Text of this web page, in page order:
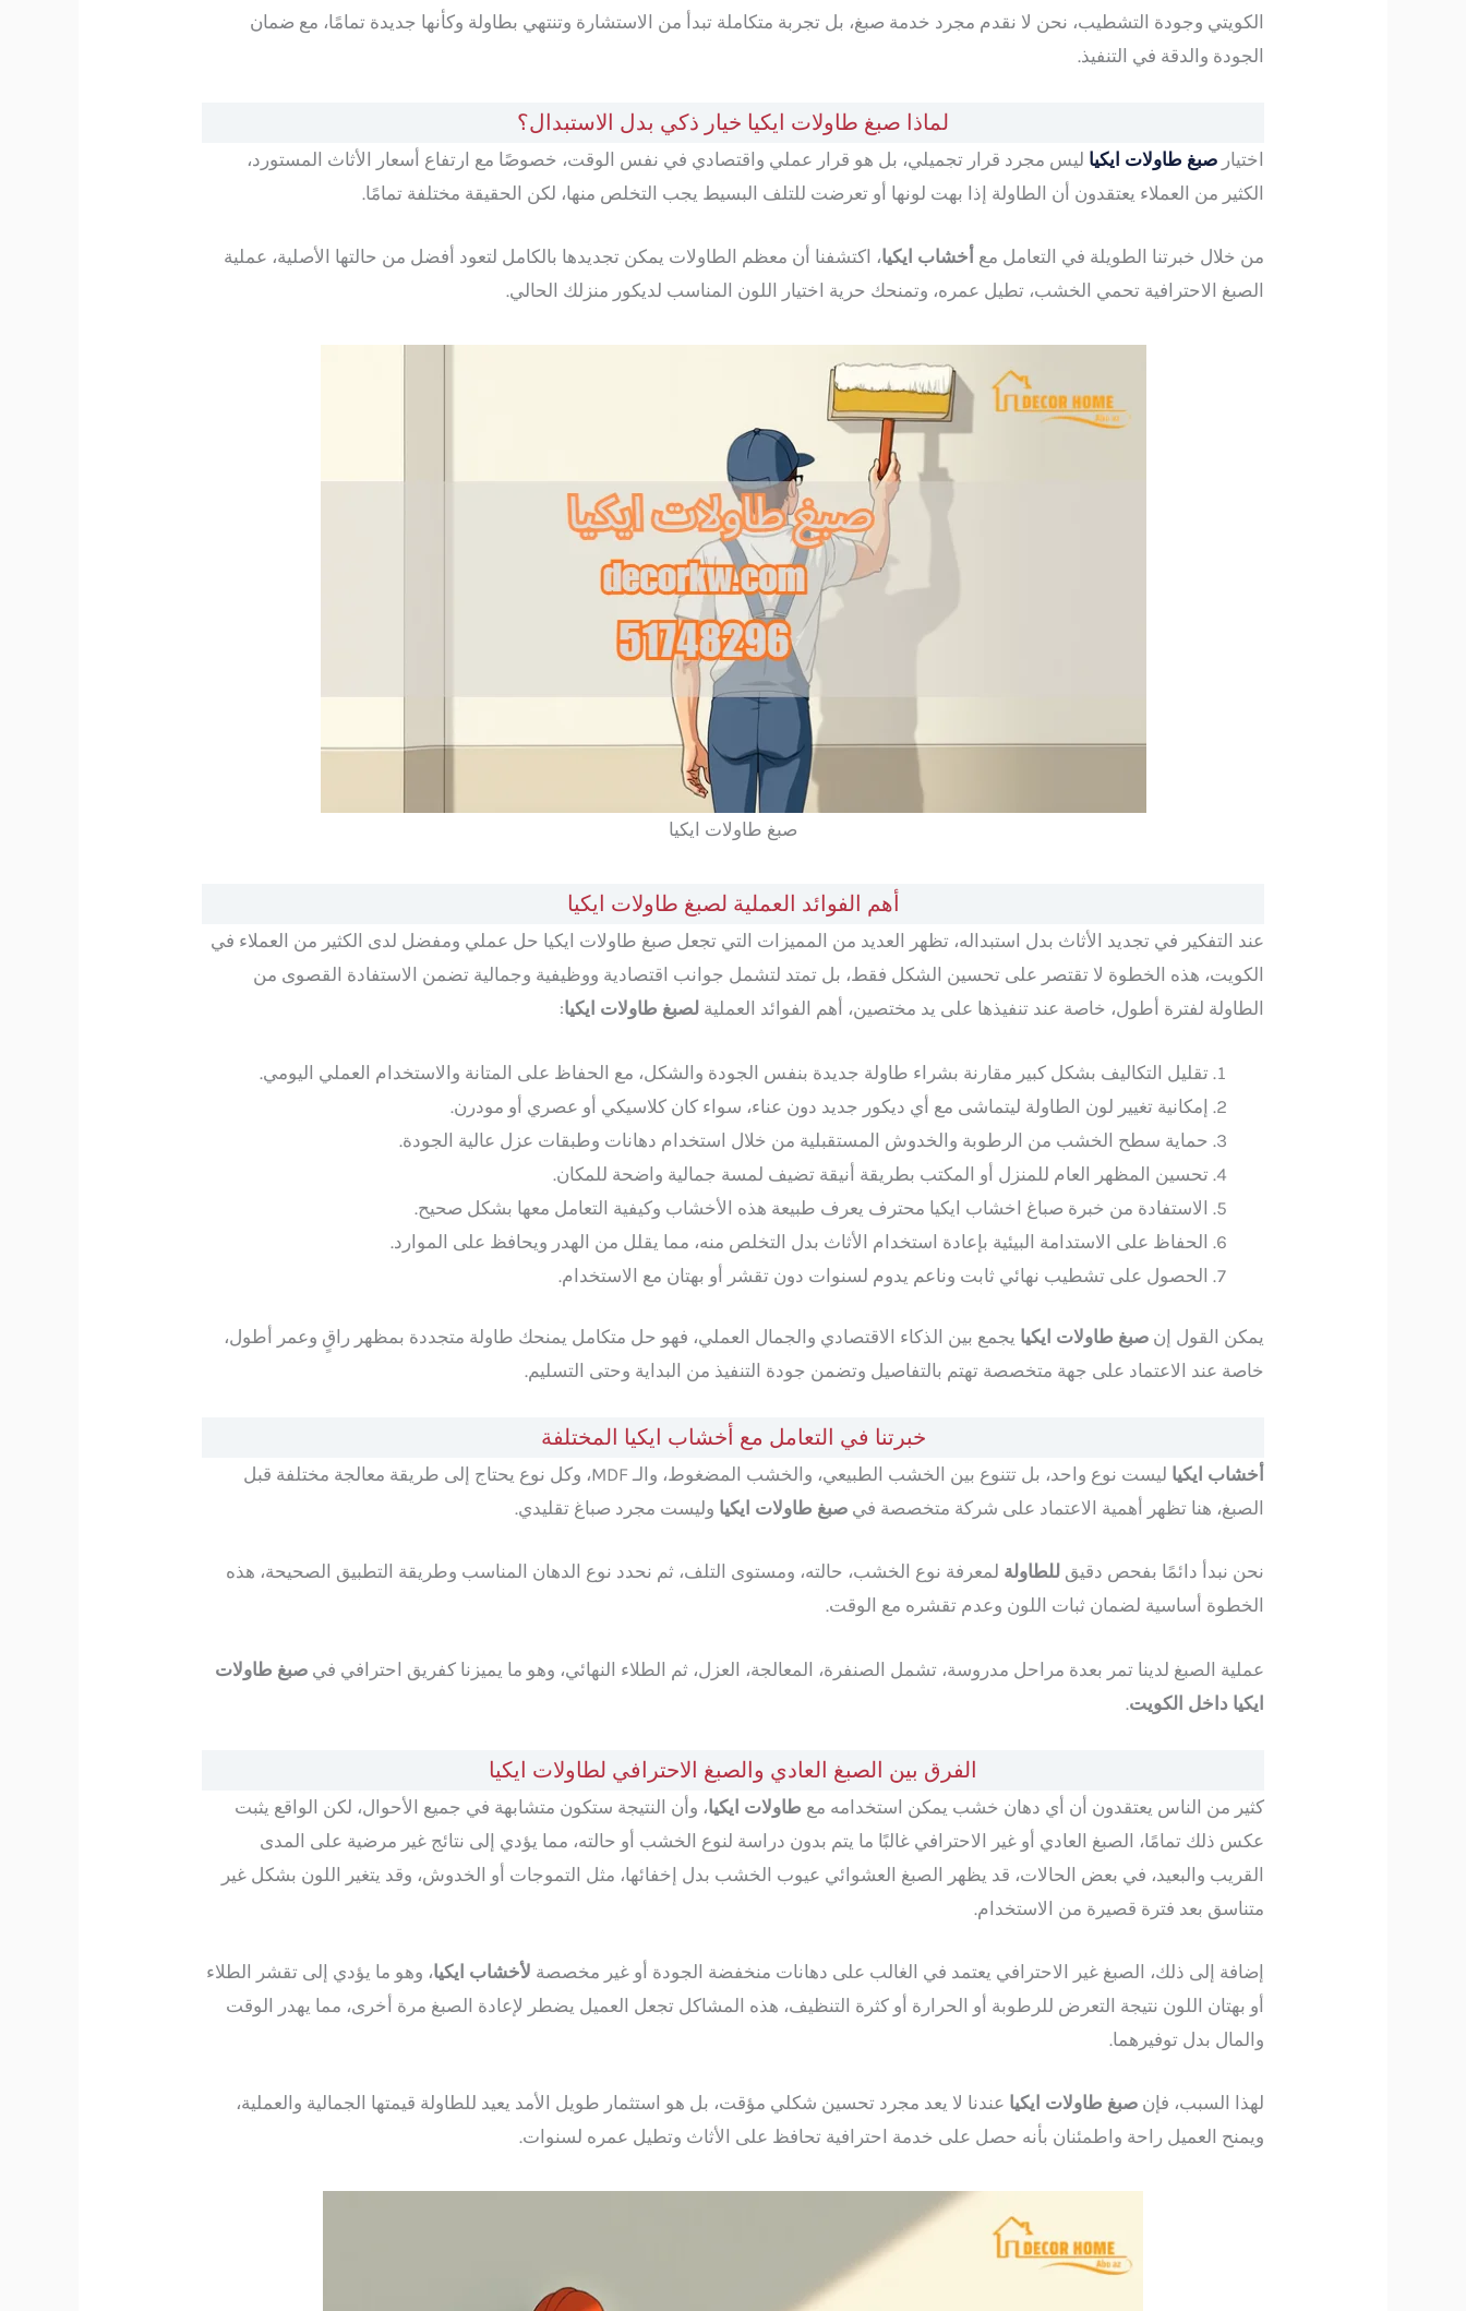
الكويتي وجودة التشطيب، نحن لا نقدم مجرد خدمة صبغ، بل تجربة متكاملة تبدأ من الاستشارة وتنتهي بطاولة وكأنها جديدة تمامًا، مع ضمان
الجودة والدقة في التنفيذ.
لماذا صبغ طاولات ايكيا خيار ذكي بدل الاستبدال؟
اختيارصبغ طاولات ايكيا ليس مجرد قرار تجميلي، بل هو قرار عملي واقتصادي في نفس الوقت، خصوصًا مع ارتفاع أسعار الأثاث المستورد،
الكثير من العملاء يعتقدون أن الطاولة إذا بهت لونها أو تعرضت للتلف البسيط يجب التخلص منها، لكن الحقيقة مختلفة تمامًا.
من خلال خبرتنا الطويلة في التعامل مع أخشاب ايكيا، اكتشفنا أن معظم الطاولات يمكن تجديدها بالكامل لتعود أفضل من حالتها الأصلية، عملية
الصبغ الاحترافية تحمي الخشب، تطيل عمره، وتمنحك حرية اختيار اللون المناسب لديكور منزلك الحالي.
صبغ طاولات ايكيا
أهم الفوائد العملية لصبغ طاولات ايكيا
عند التفكير في تجديد الأثاث بدل استبداله، تظهر العديد من المميزات التي تجعل صبغ طاولات ايكيا حل عملي ومفضل لدى الكثير من العملاء في
الكويت، هذه الخطوة لا تقتصر على تحسين الشكل فقط، بل تمتد لتشمل جوانب اقتصادية ووظيفية وجمالية تضمن الاستفادة القصوى من
الطاولة لفترة أطول، خاصة عند تنفيذها على يد مختصين، أهم الفوائد العمليةلصبغ طاولات ايكيا:
تقليل التكاليف بشكل كبير مقارنة بشراء طاولة جديدة بنفس الجودة والشكل، مع الحفاظ على المتانة والاستخدام العملي اليومي.
إمكانية تغيير لون الطاولة ليتماشى مع أي ديكور جديد دون عناء، سواء كان كلاسيكي أو عصري أو مودرن.
حماية سطح الخشب من الرطوبة والخدوش المستقبلية من خلال استخدام دهانات وطبقات عزل عالية الجودة.
تحسين المظهر العام للمنزل أو المكتب بطريقة أنيقة تضيف لمسة جمالية واضحة للمكان.
الاستفادة من خبرة صباغ اخشاب ايكيا محترف يعرف طبيعة هذه الأخشاب وكيفية التعامل معها بشكل صحيح.
الحفاظ على الاستدامة البيئية بإعادة استخدام الأثاث بدل التخلص منه، مما يقلل من الهدر ويحافظ على الموارد.
الحصول على تشطيب نهائي ثابت وناعم يدوم لسنوات دون تقشر أو بهتان مع الاستخدام.
يمكن القول إنصبغ طاولات ايكيا يجمع بين الذكاء الاقتصادي والجمال العملي، فهو حل متكامل يمنحك طاولة متجددة بمظهر راقٍ وعمر أطول،
خاصة عند الاعتماد على جهة متخصصة تهتم بالتفاصيل وتضمن جودة التنفيذ من البداية وحتى التسليم.
خبرتنا في التعامل مع أخشاب ايكيا المختلفة
أخشاب ايكيا
ليست نوع واحد، بل تتنوع بين الخشب الطبيعي، والخشب المضغوط، والـ MDF، وكل نوع يحتاج إلى طريقة معالجة مختلفة قبل
الصبغ، هنا تظهر أهمية الاعتماد على شركة متخصصة فيصبغ طاولات ايكيا وليست مجرد صباغ تقليدي.
نحن نبدأ دائمًا بفحص دقيقللطاولة لمعرفة نوع الخشب، حالته، ومستوى التلف، ثم نحدد نوع الدهان المناسب وطريقة التطبيق الصحيحة، هذه
الخطوة أساسية لضمان ثبات اللون وعدم تقشره مع الوقت.
عملية الصبغ لدينا تمر بعدة مراحل مدروسة، تشمل الصنفرة، المعالجة، العزل، ثم الطلاء النهائي، وهو ما يميزنا كفريق احترافي فيصبغ طاولات
ايكيا داخل الكويت.
الفرق بين الصبغ العادي والصبغ الاحترافي لطاولات ايكيا
كثير من الناس يعتقدون أن أي دهان خشب يمكن استخدامه مع طاولات ايكيا، وأن النتيجة ستكون متشابهة في جميع الأحوال، لكن الواقع يثبت
عكس ذلك تمامًا، الصبغ العادي أو غير الاحترافي غالبًا ما يتم بدون دراسة لنوع الخشب أو حالته، مما يؤدي إلى نتائج غير مرضية على المدى
القريب والبعيد، في بعض الحالات، قد يظهر الصبغ العشوائي عيوب الخشب بدل إخفائها، مثل التموجات أو الخدوش، وقد يتغير اللون بشكل غير
متناسق بعد فترة قصيرة من الاستخدام.
إضافة إلى ذلك، الصبغ غير الاحترافي يعتمد في الغالب على دهانات منخفضة الجودة أو غير مخصصة لأخشاب ايكيا، وهو ما يؤدي إلى تقشر الطلاء
أو بهتان اللون نتيجة التعرض للرطوبة أو الحرارة أو كثرة التنظيف، هذه المشاكل تجعل العميل يضطر لإعادة الصبغ مرة أخرى، مما يهدر الوقت
والمال بدل توفيرهما.
لهذا السبب، فإنصبغ طاولات ايكيا عندنا لا يعد مجرد تحسين شكلي مؤقت، بل هو استثمار طويل الأمد يعيد للطاولة قيمتها الجمالية والعملية،
ويمنح العميل راحة واطمئنان بأنه حصل على خدمة احترافية تحافظ على الأثاث وتطيل عمره لسنوات.